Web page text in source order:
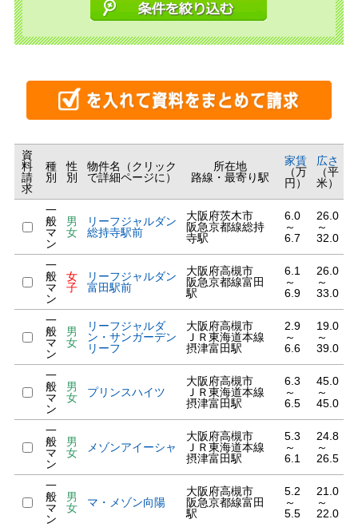
資
料
請
求
種
別
性
別
物件名（クリック
で詳細ページに）
所在地
路線・最寄り駅
家賃
（万
円）
広さ
（平
米）
一
般
マ
ン
男
女
リーフジャルダン
総持寺駅前
大阪府茨木市
阪急京都線総持
寺駅
6.0
～
6.7
26.0
～
32.0
一
般
マ
ン
女
子
リーフジャルダン
富田駅前
大阪府高槻市
阪急京都線富田
駅
6.1
～
6.9
26.0
～
33.0
一
般
マ
ン
男
女
リーフジャルダ
ン・サンガーデン
リーフ
大阪府高槻市
ＪＲ東海道本線
摂津富田駅
2.9
～
6.6
19.0
～
39.0
一
般
マ
ン
男
女
プリンスハイツ
大阪府高槻市
ＪＲ東海道本線
摂津富田駅
6.3
～
6.5
45.0
～
45.0
一
般
マ
ン
男
女
メゾンアイーシャ
大阪府高槻市
ＪＲ東海道本線
摂津富田駅
5.3
～
6.1
24.8
～
26.5
一
般
マ
ン
男
女
マ・メゾン向陽
大阪府高槻市
阪急京都線富田
駅
5.2
～
5.5
21.0
～
22.0